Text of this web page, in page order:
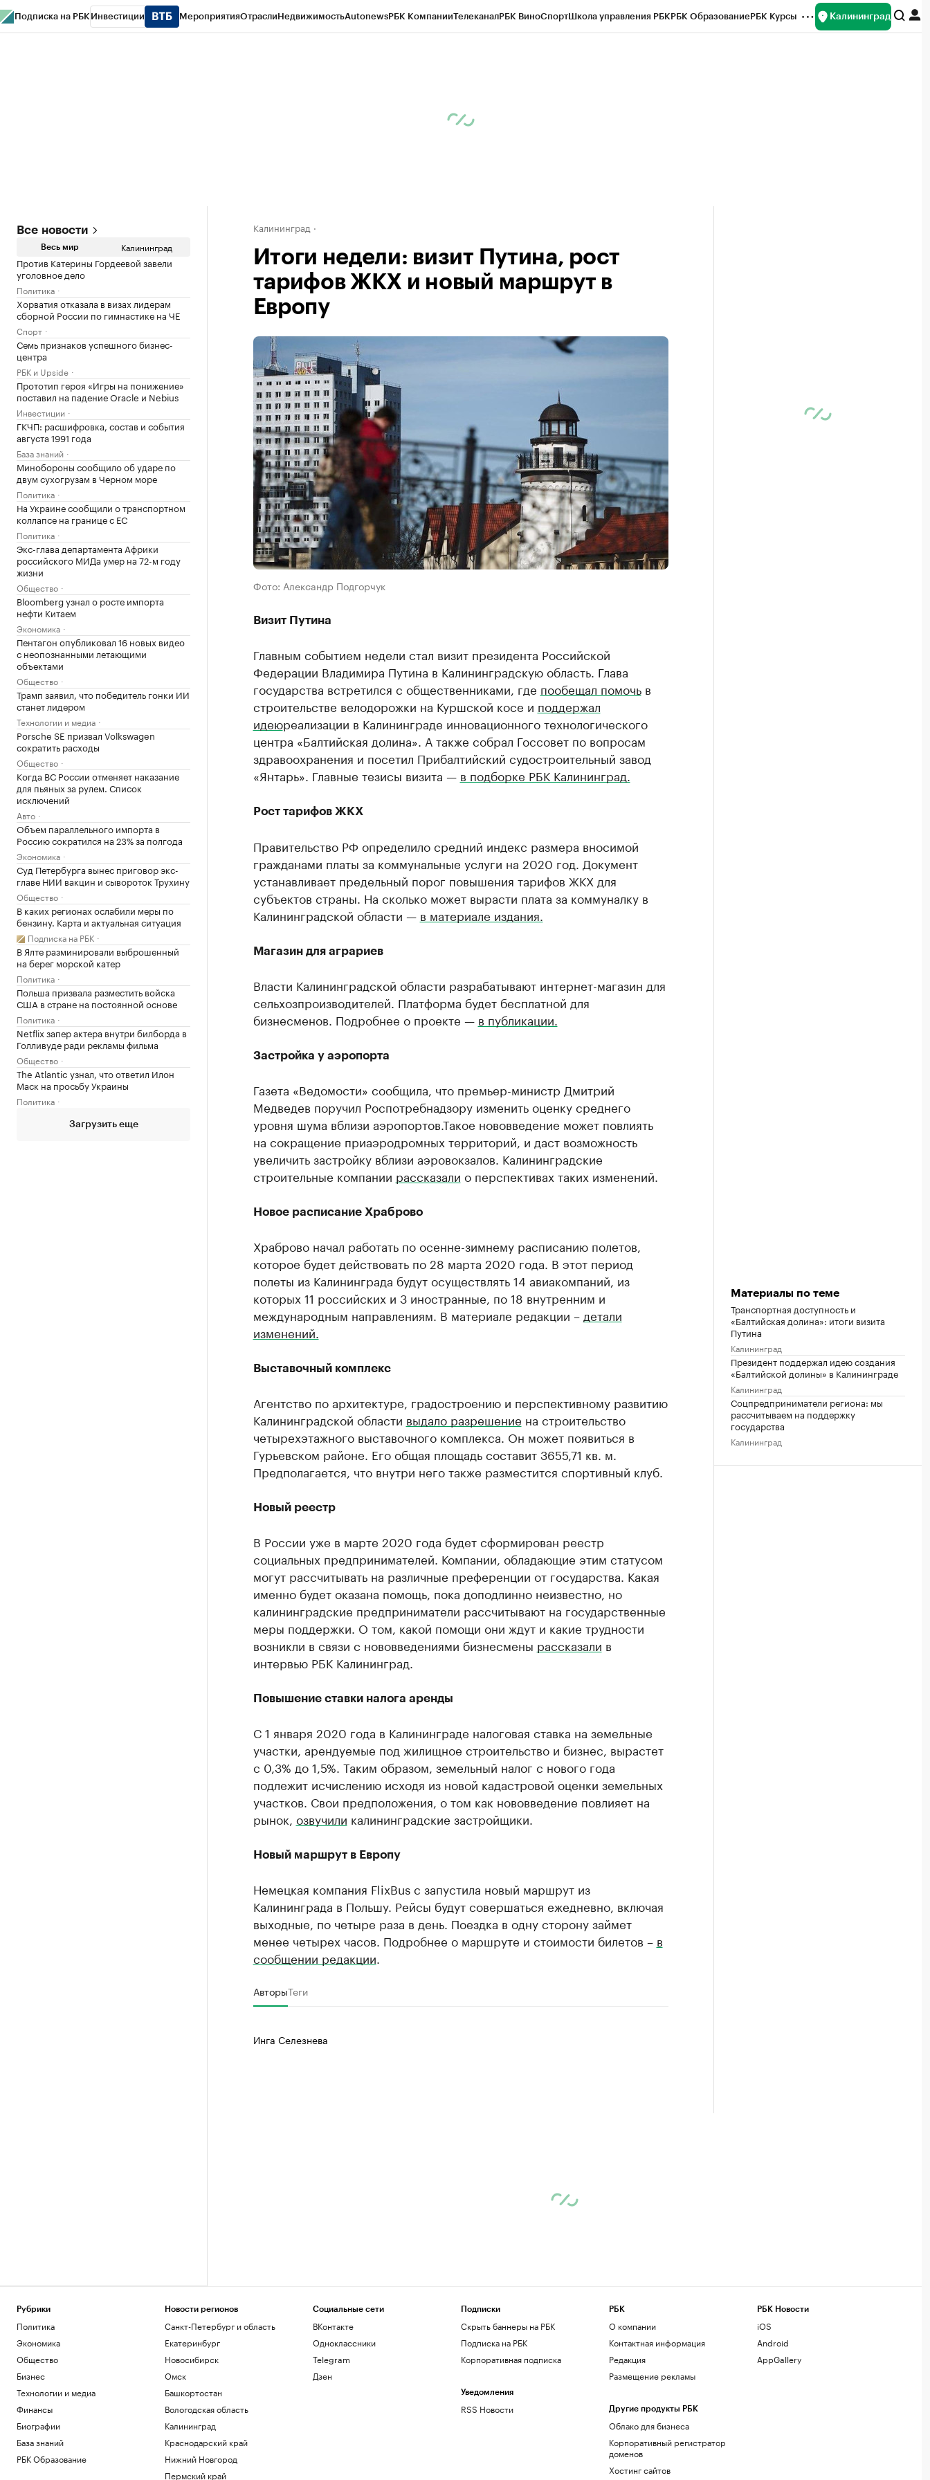
Подписка на РБК Инвестиции МероприятияОтраслиНедвижимостьAutonewsРБК КомпанииТелеканалРБК ВиноСпортШкола управления РБКРБК ОбразованиеРБК Курсы Калининград
Все новости
Весь мир Калининград
Против Катерины Гордеевой завели
уголовное дело
Политика
Хорватия отказала в визах лидерам
сборной России по гимнастике на ЧЕ
Спорт
Семь признаков успешного бизнес-
центра
РБК и Upside
Прототип героя «Игры на понижение»
поставил на падение Oracle и Nebius
Инвестиции
ГКЧП: расшифровка, состав и события
августа 1991 года
База знаний
Минобороны сообщило об ударе по
двум сухогрузам в Черном море
Политика
На Украине сообщили о транспортном
коллапсе на границе с ЕС
Политика
Экс-глава департамента Африки
российского МИДа умер на 72-м году
жизни
Общество
Bloomberg узнал о росте импорта
нефти Китаем
Экономика
Пентагон опубликовал 16 новых видео
с неопознанными летающими
объектами
Общество
Трамп заявил, что победитель гонки ИИ
станет лидером
Технологии и медиа
Porsche SE призвал Volkswagen
сократить расходы
Общество
Когда ВС России отменяет наказание
для пьяных за рулем. Список
исключений
Авто
Объем параллельного импорта в
Россию сократился на 23% за полгода
Экономика
Суд Петербурга вынес приговор экс-
главе НИИ вакцин и сывороток Трухину
Общество
В каких регионах ослабили меры по
бензину. Карта и актуальная ситуация
Подписка на РБК
В Ялте разминировали выброшенный
на берег морской катер
Политика
Польша призвала разместить войска
США в стране на постоянной основе
Политика
Netflix запер актера внутри билборда в
Голливуде ради рекламы фильма
Общество
The Atlantic узнал, что ответил Илон
Маск на просьбу Украины
Политика
Загрузить еще
Калининград
Итоги недели: визит Путина, рост
тарифов ЖКХ и новый маршрут в
Европу
Фото: Александр Подгорчук
Визит Путина
Главным событием недели стал визит президента Российской
Федерации Владимира Путина в Калининградскую область. Глава
государства встретился с общественниками, где пообещал помочьв
строительстве велодорожки на Куршской косе и поддержал
идеюреализации в Калининграде инновационного технологического
центра «Балтийская долина». А также собрал Госсовет по вопросам
здравоохранения и посетил Прибалтийский судостроительный завод
«Янтарь». Главные тезисы визита — в подборке РБК Калининград.
Рост тарифов ЖКХ
Правительство РФ определило средний индекс размера вносимой
гражданами платы за коммунальные услуги на 2020 год. Документ
устанавливает предельный порог повышения тарифов ЖКХ для
субъектов страны. На сколько может вырасти плата за коммуналку в
Калининградской области — в материале издания.
Магазин для аграриев
Власти Калининградской области разрабатывают интернет-магазин для
сельхозпроизводителей. Платформа будет бесплатной для
бизнесменов. Подробнее о проекте — в публикации.
Застройка у аэропорта
Газета «Ведомости» сообщила, что премьер-министр Дмитрий
Медведев поручил Роспотребнадзору изменить оценку среднего
уровня шума вблизи аэропортов.Такое нововведение может повлиять
на сокращение приаэродромных территорий, и даст возможность
увеличить застройку вблизи аэровокзалов. Калининградские
строительные компании рассказали о перспективах таких изменений.
Новое расписание Храброво
Храброво начал работать по осенне-зимнему расписанию полетов,
которое будет действовать по 28 марта 2020 года. В этот период
полеты из Калининграда будут осуществлять 14 авиакомпаний, из
которых 11 российских и 3 иностранные, по 18 внутренним и
международным направлениям. В материале редакции – детали
изменений.
Выставочный комплекс
Агентство по архитектуре, градостроению и перспективному развитию
Калининградской области выдало разрешение на строительство
четырехэтажного выставочного комплекса. Он может появиться в
Гурьевском районе. Его общая площадь составит 3655,71 кв. м.
Предполагается, что внутри него также разместится спортивный клуб.
Новый реестр
В России уже в марте 2020 года будет сформирован реестр
социальных предпринимателей. Компании, обладающие этим статусом
могут рассчитывать на различные преференции от государства. Какая
именно будет оказана помощь, пока доподлинно неизвестно, но
калининградские предприниматели рассчитывают на государственные
меры поддержки. О том, какой помощи они ждут и какие трудности
возникли в связи с нововведениями бизнесмены рассказали в
интервью РБК Калининград.
Повышение ставки налога аренды
С 1 января 2020 года в Калининграде налоговая ставка на земельные
участки, арендуемые под жилищное строительство и бизнес, вырастет
с 0,3% до 1,5%. Таким образом, земельный налог с нового года
подлежит исчислению исходя из новой кадастровой оценки земельных
участков. Свои предположения, о том как нововведение повлияет на
рынок, озвучили калининградские застройщики.
Новый маршрут в Европу
Немецкая компания FlixBus с запустила новый маршрут из
Калининграда в Польшу. Рейсы будут совершаться ежедневно, включая
выходные, по четыре раза в день. Поездка в одну сторону займет
менее четырех часов. Подробнее о маршруте и стоимости билетов – в
сообщении редакции
АвторыТеги
Инга Селезнева
Материалы по теме
Транспортная доступность и
«Балтийская долина»: итоги визита
Путина
Калининград
Президент поддержал идею создания
«Балтийской долины» в Калининграде
Калининград
Соцпредприниматели региона: мы
рассчитываем на поддержку
государства
Калининград
Рубрики
Политика
Экономика
Общество
Бизнес
Технологии и медиа
Финансы
Биографии
База знаний
РБК Образование
Новости регионов
Санкт-Петербург и область
Екатеринбург
Новосибирск
Омск
Башкортостан
Вологодская область
Калининград
Краснодарский край
Нижний Новгород
Пермский край
Социальные сети
ВКонтакте
Одноклассники
Telegram
Дзен
Подписки
Скрыть баннеры на РБК
Подписка на РБК
Корпоративная подписка
Уведомления
RSS Новости
РБК
О компании
Контактная информация
Редакция
Размещение рекламы
Другие продукты РБК
Облако для бизнеса
Корпоративный регистратор
доменов
Хостинг сайтов
РБК Новости
iOS
Android
AppGallery